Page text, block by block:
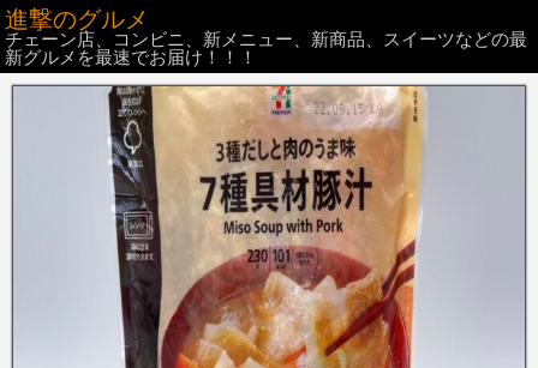
進撃のグルメ
チェーン店、コンビニ、新メニュー、新商品、スイーツなどの最
新グルメを最速でお届け！！！